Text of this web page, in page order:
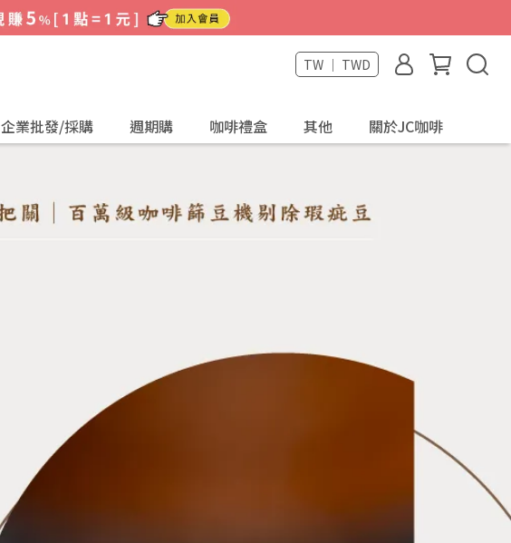
TW ｜ TWD
企業批發/採購 週期購 咖啡禮盒 其他 關於JC咖啡